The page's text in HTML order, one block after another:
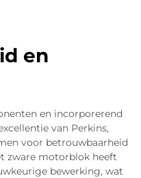
en
en incorporerend
van Perkins,
voor betrouwbaarheid
zware motorblok heeft
bewerking, wat